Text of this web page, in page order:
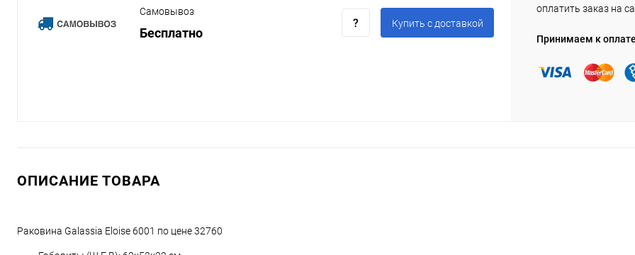
Самовывоз
Бесплатно
Купить c доставкой
оплатить заказ на
Принимаем к
ОПИСАНИЕ ТОВАРА
Раковина Galassia Eloise 6001 по цене 32760